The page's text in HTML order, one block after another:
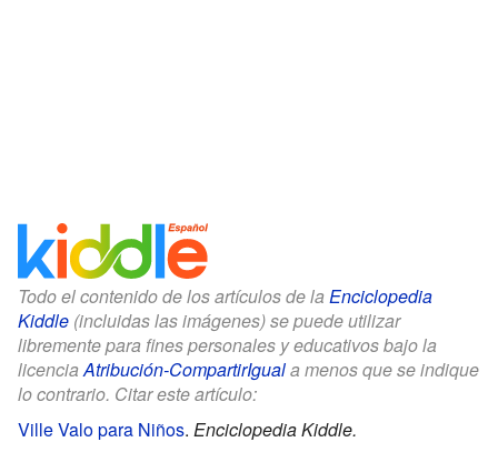
Todo el contenido de los artículos de la Enciclopedia
Kiddle (incluidas las imágenes) se puede utilizar
libremente para fines personales y educativos bajo la
licenciaAtribución-CompartirIguala menos que se indique
lo contrario. Citar este artículo:
Ville Valo para Niños. Enciclopedia Kiddle.